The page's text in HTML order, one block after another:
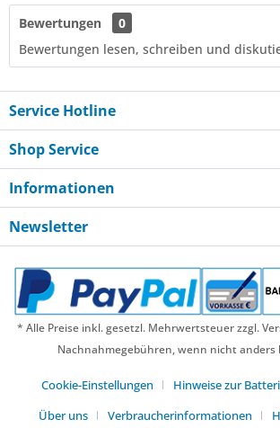
Bewertungen
0
Bewertungen lesen, schreiben und
Service Hotline
Shop Service
Informationen
Newsletter
* Alle Preise inkl. gesetzl. Mehrwertsteuer zzgl.
Nachnahmegebühren, wenn nicht anders
Cookie-Einstellungen
Hinweise zur
Über uns
Verbraucherinformationen